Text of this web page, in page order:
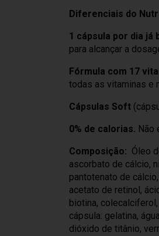
Diferenciais do
1 cápsula por dia já
para alcançar a
Fórmula com 17
todas as vitaminas e
Cápsulas Soft
0% de calorias. Não
Composição: Óleo
ascorbato de cálcio,
pantotenato de
acetato de retinol,
biotina,
cápsula: gelatina,
dióxido de titânio,